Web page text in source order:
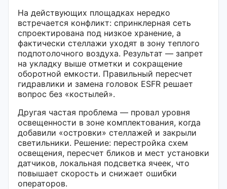
На действующих площадках нередко
встречается конфликт: спринклерная сеть
спроектирована под низкое хранение, а
фактически стеллажи уходят в зону теплого
подпотолочного воздуха. Результат — запрет
на укладку выше отметки и сокращение
оборотной емкости. Правильный пересчет
гидравлики и замена головок ESFR решает
вопрос без «костылей».
Другая частая проблема — провал уровня
освещенности в зоне комплектования, когда
добавили «островки» стеллажей и закрыли
светильники. Решение: перестройка схем
освещения, пересчет бликов и мест установки
датчиков, локальная подсветка ячеек, что
повышает скорость и снижает ошибки
операторов.